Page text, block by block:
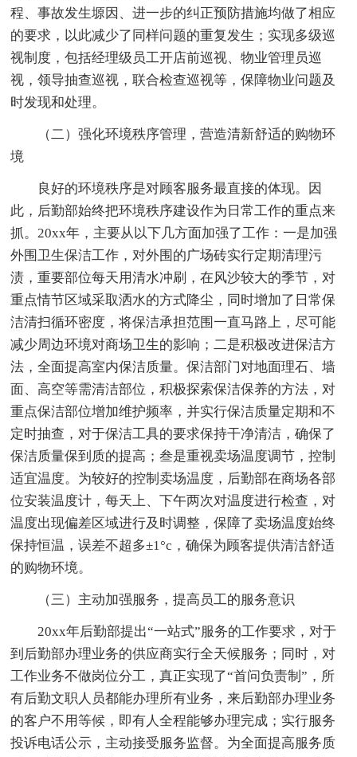
程、事故发生塬因、进一步的纠正预防措施均做了相应
的要求，以此减少了同样问题的重复发生；实现多级巡
视制度，包括经理级员工开店前巡视、物业管理员巡
视，领导抽查巡视，联合检查巡视等，保障物业问题及
时发现和处理。
（二）强化环境秩序管理，营造清新舒适的购物环
境
良好的环境秩序是对顾客服务最直接的体现。因
此，后勤部始终把环境秩序建设作为日常工作的重点来
抓。20xx年，主要从以下几方面加强了工作：一是加强
外围卫生保洁工作，对外围的广场砖实行定期清理污
渍，重要部位每天用清水冲刷，在风沙较大的季节，对
重点情节区域采取洒水的方式降尘，同时增加了日常保
洁清扫循环密度，将保洁承担范围一直马路上，尽可能
减少周边环境对商场卫生的影响；二是积极改进保洁方
法，全面提高室内保洁质量。保洁部门对地面理石、墙
面、高空等需清洁部位，积极探索保洁保养的方法，对
重点保洁部位增加维护频率，并实行保洁质量定期和不
定时抽查，对于保洁工具的要求保持干净清洁，确保了
保洁质量保到质的提高；叁是重视卖场温度调节，控制
适宜温度。为较好的控制卖场温度，后勤部在商场各部
位安装温度计，每天上、下午两次对温度进行检查，对
温度出现偏差区域进行及时调整，保障了卖场温度始终
保持恒温，误差不超多±1°c，确保为顾客提供清洁舒适
的购物环境。
（三）主动加强服务，提高员工的服务意识
20xx年后勤部提出“一站式”服务的工作要求，对于
到后勤部办理业务的供应商实行全天候服务；同时，对
工作业务不做岗位分工，真正实现了“首问负责制”，所
有后勤文职人员都能办理所有业务，来后勤部办理业务
的客户不用等候，即有人全程能够办理完成；实行服务
投诉电话公示，主动接受服务监督。为全面提高服务质